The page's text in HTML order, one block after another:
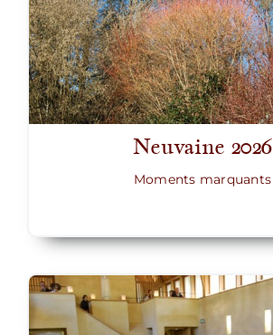
Neuvaine 2026
Moments marquants